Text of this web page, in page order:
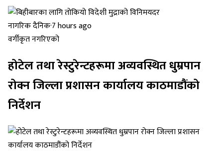
नागरिक दैनिक·7 hours ago
वर्गीकृत नगरिएको
होटेल तथा रेस्टुरेन्टहरूमा अव्यवस्थित धुम्रपान
रोक्न जिल्ला प्रशासन कार्यालय काठमाडौंको
निर्देशन